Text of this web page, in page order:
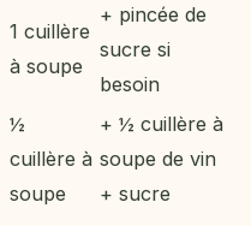
1 cuillère
à soupe
+ pincée de
sucre si
besoin
½
cuillère à
soupe
+ ½ cuillère à
soupe de vin
+ sucre